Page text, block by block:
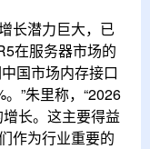
长潜力巨大，已
在服务器市场的
国市场内存接口
”朱里称，“2026
长。这主要得益
作为行业重要的